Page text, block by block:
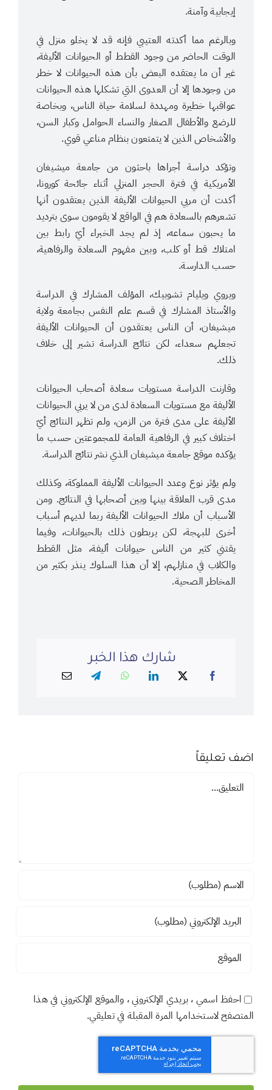
إيجابية وآمنة.
وبالرغم مما أكدته العتيبي فإنه قد لا يخلو منزل في
الوقت الحاضر من وجود القطط أو الحيوانات الأليفة،
غير أن ما يعتقده البعض بأن هذه الحيوانات لا خطر
من وجودها إلا أن العدوى التي تشكلها هذه الحيوانات
عواقبها خطيرة ومهددة لسلامة حياة الناس، وبخاصة
للرضع والأطفال الصغار والنساء الحوامل وكبار السن،
والأشخاص الذين لا يتمتعون بنظام مناعي قوي.
وتؤكد دراسة أجراها باحثون من جامعة ميشيغان
الأمريكية في فترة الحجر المنزلي أثناء جائحة كورونا،
أكدت أن مربي الحيوانات الأليفة الذين يعتقدون أنها
تشعرهم بالسعادة هم في الواقع لا يقومون سوى بترديد
ما يحبون سماعه، إذ لم يجد الخبراء أيّ رابط بين
امتلاك قط أو كلب، وبين مفهوم السعادة والرفاهية،
حسب الدارسة.
ويروي ويليام تشوبيك، المؤلف المشارك في الدراسة
والأستاذ المشارك في قسم علم النفس بجامعة ولاية
ميشيغان، أن الناس يعتقدون أن الحيوانات الأليفة
تجعلهم سعداء، لكن نتائج الدراسة تشير إلى خلاف
ذلك.
وقارنت الدراسة مستويات سعادة أصحاب الحيوانات
الأليفة مع مستويات السعادة لدى من لا يربي الحيوانات
الأليفة على مدى فترة من الزمن، ولم تظهر النتائج أيّ
اختلاف كبير في الرفاهية العامة للمجموعتين حسب ما
يؤكده موقع جامعة ميشيغان الذي نشر نتائج الدراسة.
ولم يؤثر نوع وعدد الحيوانات الأليفة المملوكة، وكذلك
مدى قرب العلاقة بينها وبين أصحابها في النتائج. ومن
الأسباب أن ملاك الحيوانات الأليفة ربما لديهم أسباب
أخرى للبهجة، لكن يربطون ذلك بالحيوانات، وفيما
يقتني كثير من الناس حيوانات أليفة، مثل القطط
والكلاب في منازلهم، إلا أن هذا السلوك ينذر بكثير من
المخاطر الصحية.
شارك هذا الخبر
اضف تعليقاً
تعليق
احفظ اسمي ، بريدي الإلكتروني ، والموقع الإلكتروني في هذا
المتصفح لاستخدامها المرة المقبلة في تعليقي.